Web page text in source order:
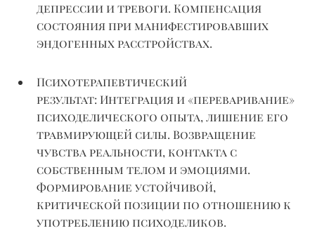
депрессии и тревоги. Компенсация
состояния при манифестировавших
эндогенных расстройствах.
Психотерапевтический
результат: Интеграция и «переваривание»
психоделического опыта, лишение его
травмирующей силы. Возвращение
чувства реальности, контакта с
собственным телом и эмоциями.
Формирование устойчивой,
критической позиции по отношению к
употреблению психоделиков.